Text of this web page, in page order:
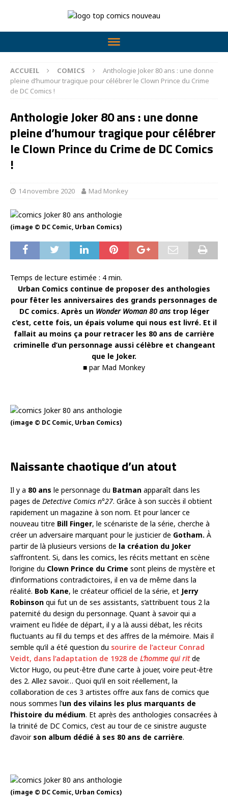
ACCUEIL COMICS
Anthologie Joker 80 ans : une donne
pleine d’humour tragique pour célébrer le Clown Prince du Crime
de DC Comics !
Anthologie Joker 80 ans : une donne
pleine d’humour tragique pour célébrer
le Clown Prince du Crime de DC Comics
!
14 novembre 2020 Mad Monkey
(image © DC Comic, Urban Comics)
Temps de lecture estimée : 4 min.
Urban Comics continue de proposer des anthologies
pour fêter les anniversaires des grands personnages de
DC comics. Après un Wonder Woman 80 anstrop léger
c’est, cette fois, un épais volume qui nous est livré. Et il
fallait au moins ça pour retracer les 80 ans de carrière
criminelle d’un personnage aussi célèbre et changeant
que le Joker.
■ par Mad Monkey
(image © DC Comic, Urban Comics)
Naissante chaotique d’un atout
Il y a 80 ans le personnage du Batman apparaît dans les
pages de Detective Comics n°27. Grâce à son succès il obtient
rapidement un magazine à son nom. Et pour lancer ce
nouveau titre Bill Finger, le scénariste de la série, cherche à
créer un adversaire marquant pour le justicier de Gotham. À
partir de là plusieurs versions de la création du Joker
s’affrontent. Si, dans les comics, les récits mettant en scène
l’origine du Clown Prince du Crime sont pleins de mystère et
d’informations contradictoires, il en va de même dans la
réalité. Bob Kane, le créateur officiel de la série, et Jerry
Robinson qui fut un de ses assistants, s’attribuent tous 2 la
paternité du design du personnage. Quant à savoir qui a
vraiment eu l’idée de départ, il y a là aussi débat, les récits
fluctuants au fil du temps et des affres de la mémoire. Mais il
semble qu’il a été question du sourire de l’acteur Conrad
Veidt, dans l’adaptation de 1928 de L’homme qui ritde
Victor Hugo, ou peut-être d’une carte à jouer, voire peut-être
des 2. Allez savoir… Quoi qu’il en soit réellement, la
collaboration de ces 3 artistes offre aux fans de comics que
nous sommes l’un des vilains les plus marquants de
l’histoire du médium. Et après des anthologies consacrées à
la trinité de DC Comics, c’est au tour de ce sinistre auguste
d’avoir son album dédié à ses 80 ans de carrière.
(image © DC Comic, Urban Comics)